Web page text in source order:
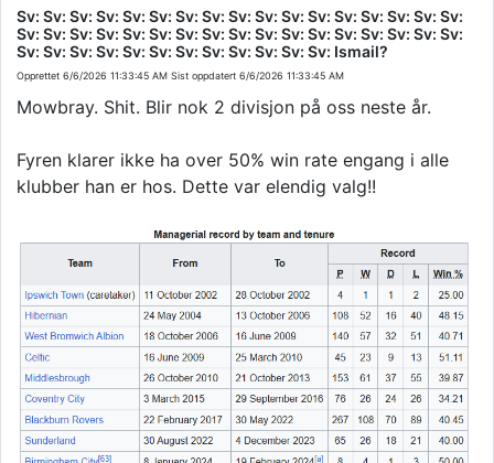
Sv: Sv: Sv: Sv: Sv: Sv: Sv: Sv: Sv: Sv: Sv: Sv: Sv: Sv: Sv: Sv: Sv:
Sv: Sv: Sv: Sv: Sv: Sv: Sv: Sv: Sv: Sv: Sv: Sv: Sv: Sv: Sv: Sv: Sv:
Sv: Sv: Sv: Sv: Sv: Sv: Sv: Sv: Sv: Sv: Sv: Sv: Ismail?
Opprettet 6/6/2026 11:33:45 AM Sist oppdatert 6/6/2026 11:33:45 AM
Mowbray. Shit. Blir nok 2 divisjon på oss neste år.
Fyren klarer ikke ha over 50% win rate engang i alle
klubber han er hos. Dette var elendig valg!!